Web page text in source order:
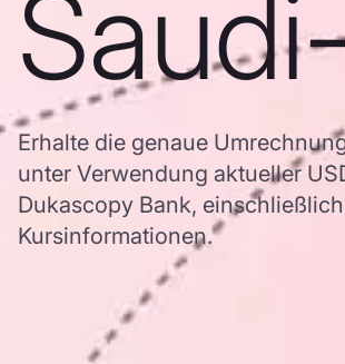
Erhalte die genaue
unter Verwendung aktueller
Dukascopy Bank,
Kursinformationen.